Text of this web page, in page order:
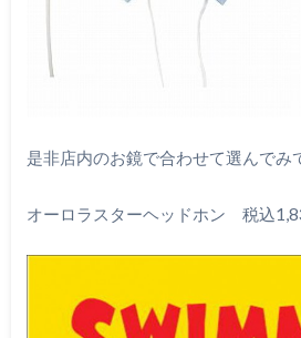
是非店内のお鏡で合わせて選んでみ
オーロラスターヘッドホン 税込